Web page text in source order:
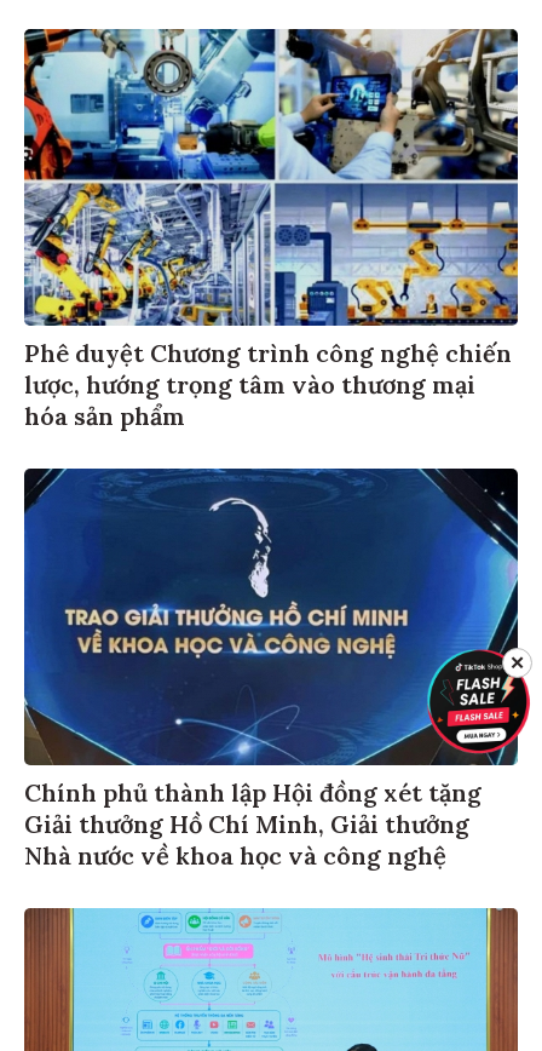
Phê duyệt Chương trình công nghệ chiến
lược, hướng trọng tâm vào thương mại
hóa sản phẩm
Chính phủ thành lập Hội đồng xét tặng
Giải thưởng Hồ Chí Minh, Giải thưởng
Nhà nước về khoa học và công nghệ
✕